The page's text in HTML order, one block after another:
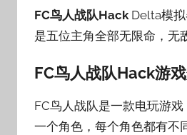
:
老
子
FC鸟人战队Hack Delta模
是五位主角全部无限命，无
FC鸟人战队Hack游
FC鸟人战队是一款电玩游
一个角色，每个角色都有不